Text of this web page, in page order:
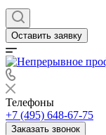
Оставить заявку
Телефоны
+7 (495) 648-67-75
Заказать звонок